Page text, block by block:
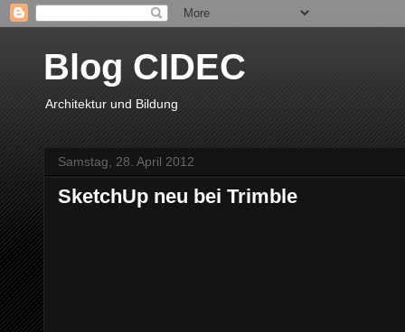
Blog CIDEC
Architektur und Bildung
Samstag, 28. April 2012
SketchUp neu bei Trimble